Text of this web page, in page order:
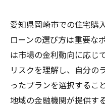
愛知県岡崎市での住宅購
ローンの選び方は重要な
は市場の金利動向に応じ
リスクを理解し、自分の
ったプランを選択するこ
地域の金融機関が提供す